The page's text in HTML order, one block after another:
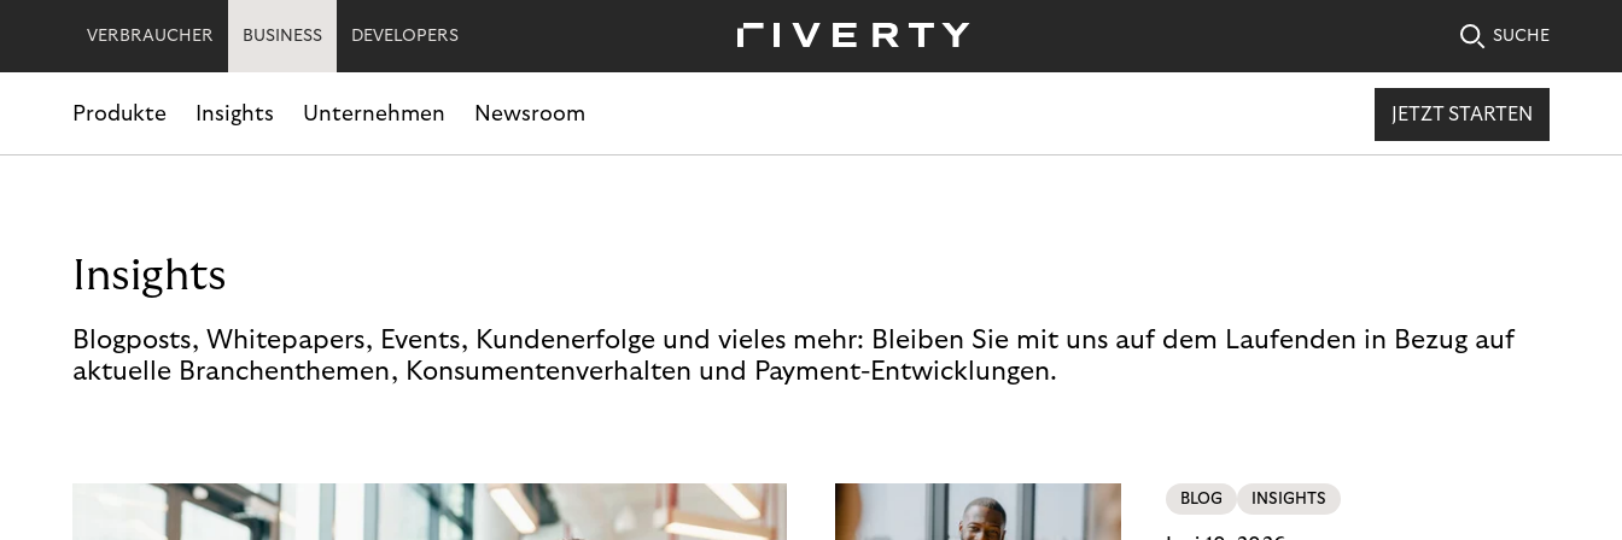
VERBRAUCHER BUSINESS DEVELOPERS SUCHE
Produkte Insights Unternehmen Newsroom JETZT STARTEN
Insights
Blogposts, Whitepapers, Events, Kundenerfolge und vieles mehr: Bleiben Sie mit uns auf dem Laufenden in Bezug auf
aktuelle Branchenthemen, Konsumentenverhalten und Payment-Entwicklungen.
BLOG INSIGHTS